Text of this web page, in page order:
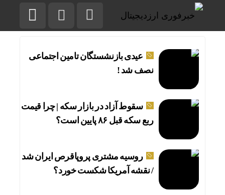
عیدی بازنشستگان تامین اجتماعی
نصف شد !
سقوط آزاد در بازار سکه | چرا قیمت
ربع سکه قبل ۸۶ پایین است؟
روسیه مشتری پروپاقرص ایران شد
/ نقشه آمریکا شکست خورد؟